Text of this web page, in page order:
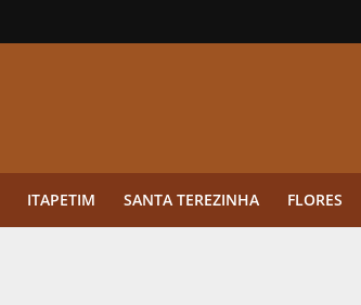
ITAPETIM SANTA TEREZINHA FLORES